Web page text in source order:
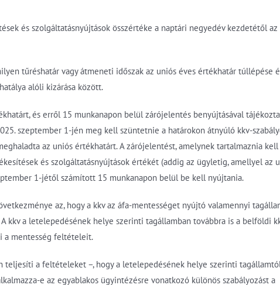
és szolgáltatásnyújtások összértéke a naptári negyedév kezdetétől az
tűréshatár vagy átmeneti időszak az uniós éves értékhatár túllépése
alóli kizárása között.
és erről 15 munkanapon belül zárójelentés benyújtásával
szeptember 1-jén meg kell szüntetnie a határokon átnyúló kkv-
az uniós értékhatárt. A zárójelentést, amelynek tartalmaznia
és szolgáltatásnyújtások értékét (addig az ügyletig, amellyel az
1-jétől számított 15 munkanapon belül be kell nyújtania.
az, hogy a kkv az áfa-mentességet nyújtó valamennyi
kkv a letelepedésének helye szerinti tagállamban továbbra is a belföldi
a mentesség feltételeit.
teljesíti a feltételeket –, hogy a letelepedésének helye szerinti
e az egyablakos ügyintézésre vonatkozó különös szabályozást a